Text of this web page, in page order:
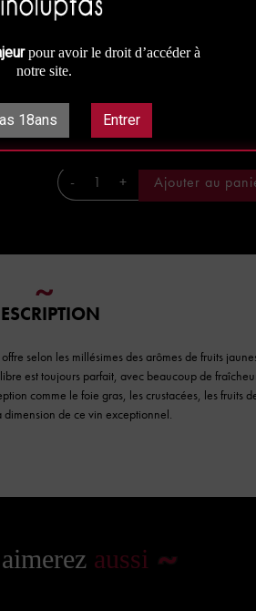
pour avoir le droit d’accéder à
notre site.
18ans Entrer
Prix au carton panaché : 119.00 €
 Disponible
- + Ajouter au
selon les millésimes des arômes de fruits
est toujours parfait, avec beaucoup de
comme le foie gras, les crustacées, les fruits
de ce vin exceptionnel.
aussi